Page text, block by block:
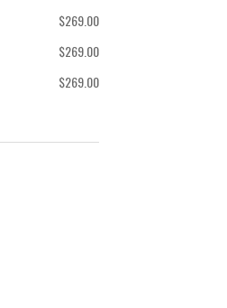
$269.00
$269.00
$269.00